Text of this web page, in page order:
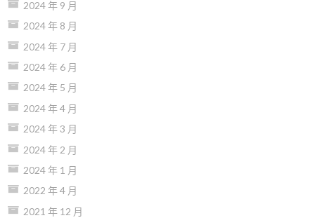
2024 年 9 月
2024 年 8 月
2024 年 7 月
2024 年 6 月
2024 年 5 月
2024 年 4 月
2024 年 3 月
2024 年 2 月
2024 年 1 月
2022 年 4 月
2021 年 12 月